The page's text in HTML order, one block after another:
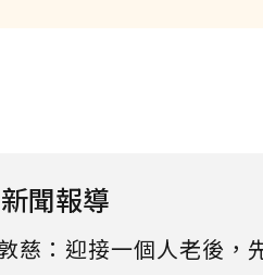
聞報導
慈：迎接一個人老後，